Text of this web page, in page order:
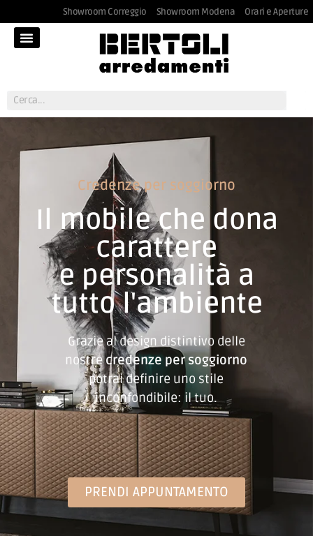
Showroom Correggio Showroom Modena Orari e Aperture
Credenze per soggiorno
Il mobile che dona
carattere
e personalità a
tutto l'ambiente
Grazie al design distintivo delle
nostrecredenze per soggiorno
potrai definire uno stile
inconfondibile: il tuo.
PRENDI APPUNTAMENTO